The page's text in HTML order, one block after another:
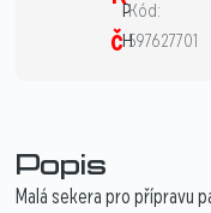
č
P
H
Kód:
597627701
Popis
Malá sekera pro přípravu